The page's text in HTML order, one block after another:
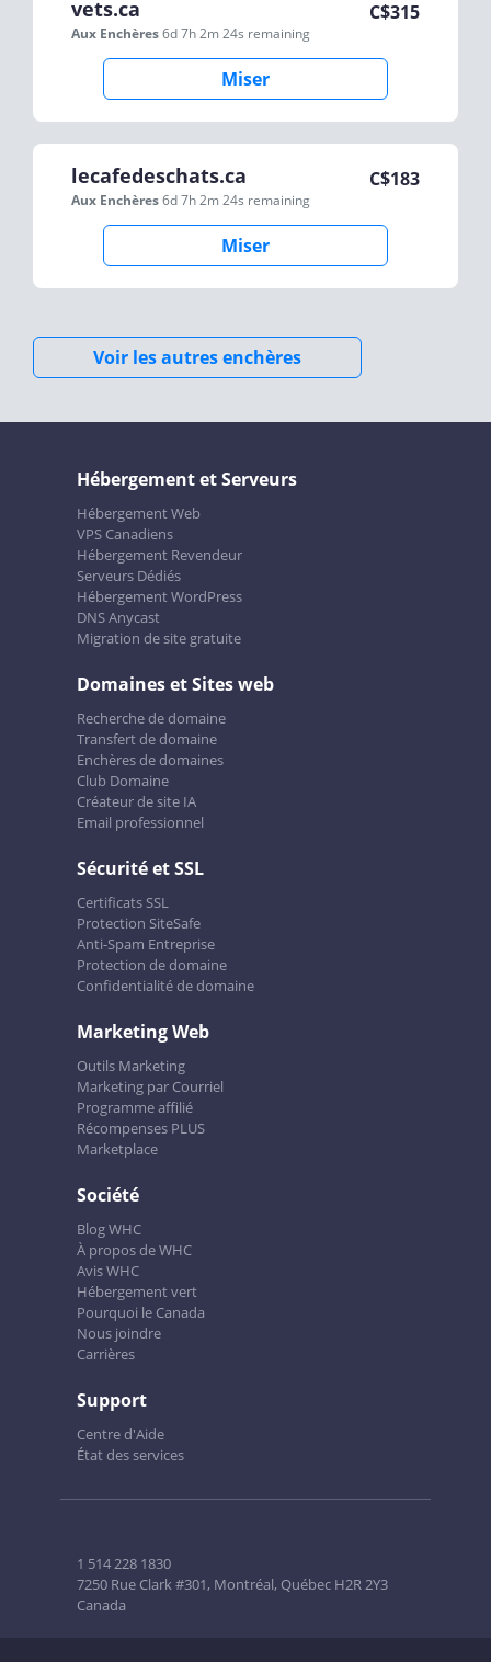
vets.ca
Aux Enchères6d 7h 2m 24s remaining
C$315
Miser
lecafedeschats.ca
Aux Enchères6d 7h 2m 24s remaining
C$183
Miser
Voir les autres enchères
Hébergement et Serveurs
Hébergement Web
VPS Canadiens
Hébergement Revendeur
Serveurs Dédiés
Hébergement WordPress
DNS Anycast
Migration de site gratuite
Domaines et Sites web
Recherche de domaine
Transfert de domaine
Enchères de domaines
Club Domaine
Créateur de site IA
Email professionnel
Sécurité et SSL
Certificats SSL
Protection SiteSafe
Anti-Spam Entreprise
Protection de domaine
Confidentialité de domaine
Marketing Web
Outils Marketing
Marketing par Courriel
Programme affilié
Récompenses PLUS
Marketplace
Société
Blog WHC
À propos de WHC
Avis WHC
Hébergement vert
Pourquoi le Canada
Nous joindre
Carrières
Support
Centre d'Aide
État des services
1 514 228 1830
7250 Rue Clark #301, Montréal, Québec H2R 2Y3
Canada